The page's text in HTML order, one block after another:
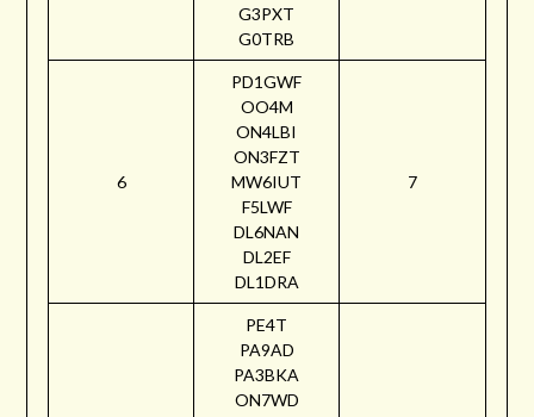
G3PXT
G0TRB
6
PD1GWF
OO4M
ON4LBI
ON3FZT
MW6IUT
F5LWF
DL6NAN
DL2EF
DL1DRA
7
PE4T
PA9AD
PA3BKA
ON7WD